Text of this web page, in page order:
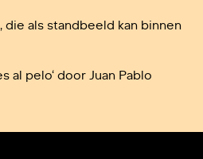
die als standbeeld kan binnen
al pelo‘ door Juan Pablo